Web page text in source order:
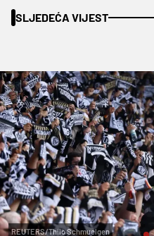
SLJEDEĆA VIJEST
REUTERS/Thilo Schmuelgen